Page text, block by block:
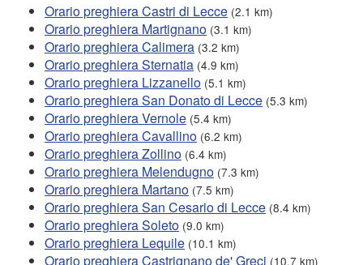
Orario preghiera Castri di Lecce (2.1 km)
Orario preghiera Martignano (3.1 km)
Orario preghiera Calimera (3.2 km)
Orario preghiera Sternatia (4.9 km)
Orario preghiera Lizzanello (5.1 km)
Orario preghiera San Donato di Lecce (5.3 km)
Orario preghiera Vernole (5.4 km)
Orario preghiera Cavallino (6.2 km)
Orario preghiera Zollino (6.4 km)
Orario preghiera Melendugno (7.3 km)
Orario preghiera Martano (7.5 km)
Orario preghiera San Cesario di Lecce (8.4 km)
Orario preghiera Soleto (9.0 km)
Orario preghiera Lequile (10.1 km)
Orario preghiera Castrignano de' Greci (10.7 km)